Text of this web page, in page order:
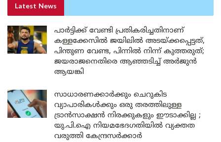
Latest News
പാർട്ടിക്ക് വേണ്ടി പ്രതികരിച്ചതിനാണ്
കള്ളക്കേസിൽ ജയിലിൽ അടയ്ക്കപ്പെട്ടത്,
പിന്തുണ വേണ്ട, പിന്നിൽ നിന്ന് കുത്തരുത്;
ജയരാജനെതിരെ ആഞ്ഞടിച്ച് അർജുൻ
ആയങ്കി
സാധാരണക്കാർക്കും ചെറുകിട
വ്യാപാരികൾക്കും ഒരു തരത്തിലുള്ള
ട്രാൻസാക്ഷൻ നിരക്കുകളും ഈടാക്കില്ല ;
യു.പി.ഐ നിയമഭേദഗതിയിൽ വ്യക്തത
വരുത്തി കേന്ദ്രസർക്കാർ